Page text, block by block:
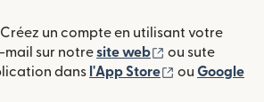
Créez un compte en utilisant votre
mail sur notresite web (s'ouvre dans
ou sute
dans l'App Store (s'ouvre
ou Google